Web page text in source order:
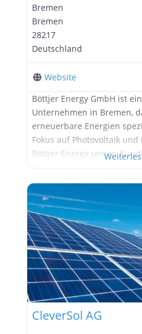
Bremen
Bremen
28217
Deutschland
Website
Böttjer Energy GmbH ist
Unternehmen in Bremen,
erneuerbare Energien
Fokus auf Photovoltaik
Böttjer Energy seinen
auszeichnet: Expertise und
von Böttjer Energy verfügt
Erfahrung in der Planung,
Wartung von
CleverSol AG